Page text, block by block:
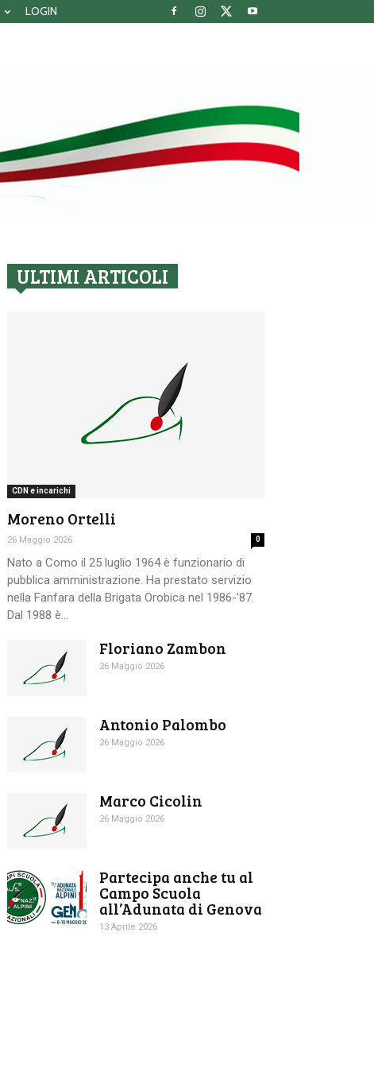
LOGIN
ULTIMI ARTICOLI
CDN e incarichi
Moreno Ortelli
26 Maggio 2026 0
Nato a Como il 25 luglio 1964 è funzionario di
pubblica amministrazione. Ha prestato servizio
nella Fanfara della Brigata Orobica nel 1986-’87.
Dal 1988 è...
Floriano Zambon
26 Maggio 2026
Antonio Palombo
26 Maggio 2026
Marco Cicolin
26 Maggio 2026
Partecipa anche tu al
Campo Scuola
all’Adunata di Genova
13 Aprile 2026